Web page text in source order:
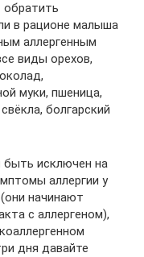
обратить
в рационе малыша
аллергенным
виды орехов,
муки, пшеница,
болгарский
исключен на
аллергии у
начинают
с аллергеном),
дня давайте